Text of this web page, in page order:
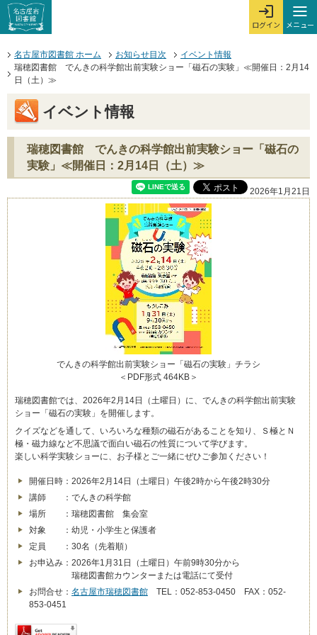
ページの先頭です。
本文へジャンプする。
ここからサイト内共通メニューです。
サイト内共通メニューをスキップする
ログイン
ログインを開
メニュー
メ
サイト内共通メニューここまで。
名古屋市図書館 ホーム
お知らせ目次
イベント情報
瑞穂図書館 でんきの科学館出前実験ショー「磁石の実験」≪開催日：2月14
日（土）≫
イベント情報
瑞穂図書館 でんきの科学館出前実験ショー「磁石の
実験」≪開催日：2月14日（土）≫
2026年1月21日
でんきの科学館出前実験ショー「磁石の実験」チラシ
＜PDF形式 464KB＞
瑞穂図書館では、2026年2月14日（土曜日）に、でんきの科学館出前実験
ショー「磁石の実験」を開催します。
クイズなどを通して、いろいろな種類の磁石があることを知り、Ｓ極とＮ
極・磁力線など不思議で面白い磁石の性質について学びます。
楽しい科学実験ショーに、お子様とご一緒にぜひご参加ください！
開催日時：2026年2月14日（土曜日）午後2時から午後2時30分
講師 ：でんきの科学館
場所 ：瑞穂図書館 集会室
対象 ：幼児・小学生と保護者
定員 ：30名（先着順）
お申込み：2026年1月31日（土曜日）午前9時30分から
瑞穂図書館カウンターまたは電話にて受付
お問合せ： 名古屋市瑞穂図書館 TEL：052-853-0450 FAX：052-
853-0451